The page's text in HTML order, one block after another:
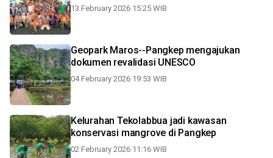
13 February 2026 15:25 WIB
Geopark Maros--Pangkep mengajukan
dokumen revalidasi UNESCO
04 February 2026 19:53 WIB
Kelurahan Tekolabbua jadi kawasan
konservasi mangrove di Pangkep
02 February 2026 11:16 WIB